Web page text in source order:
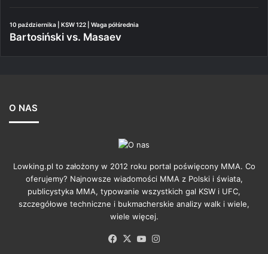
10 października | KSW 122 | Waga półśrednia
Bartosiński vs. Masaev
O NAS
Lowking.pl to założony w 2012 roku portal poświęcony MMA. Co
oferujemy? Najnowsze wiadomości MMA z Polski i świata,
publicystyka MMA, typowanie wszystkich gal KSW i UFC,
szczegółowe techniczne i bukmacherskie analizy walk i wiele,
wiele więcej.
Facebook
X YouTube